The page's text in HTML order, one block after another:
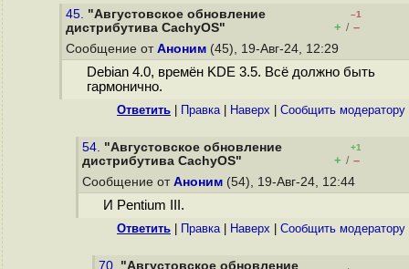
45. "Августовское обновление
дистрибутива CachyOS"
–1
+ / –
Сообщение от Аноним (45), 19-Авг-24, 12:29
Debian 4.0, времён KDE 3.5. Всё должно быть
гармонично.
Ответить Правка| Наверх Cообщить модератору
54. "Августовское обновление
дистрибутива CachyOS"
+1
+ / –
Сообщение от Аноним (54), 19-Авг-24, 12:44
И Pentium III.
Ответить Правка| Наверх Cообщить модератору
70. "Августовское обновление